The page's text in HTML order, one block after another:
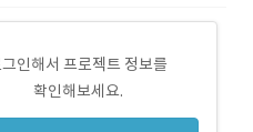
인해서 프로젝트 정보를
확인해보세요.